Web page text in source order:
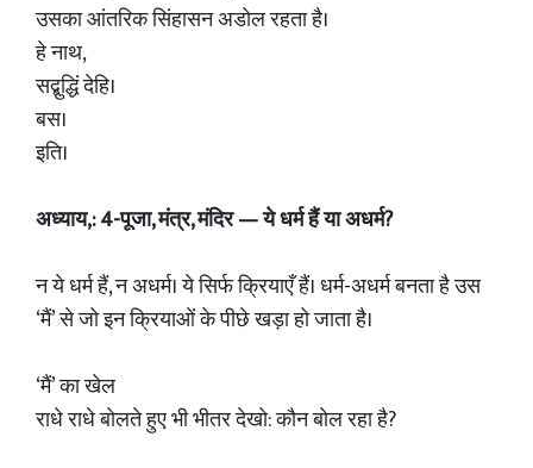
उसका आंतरिक सिंहासन अडोल रहता है।
हे नाथ,
सद्बुद्धिं देहि।
बस।
इति।
अध्याय,: 4-पूजा, मंत्र, मंदिर — ये धर्म हैं या अधर्म?
न ये धर्म हैं, न अधर्म। ये सिर्फ क्रियाएँ हैं। धर्म-अधर्म बनता है उस
‘मैं’ से जो इन क्रियाओं के पीछे खड़ा हो जाता है।
‘मैं’ का खेल
राधे राधे बोलते हुए भी भीतर देखो: कौन बोल रहा है?